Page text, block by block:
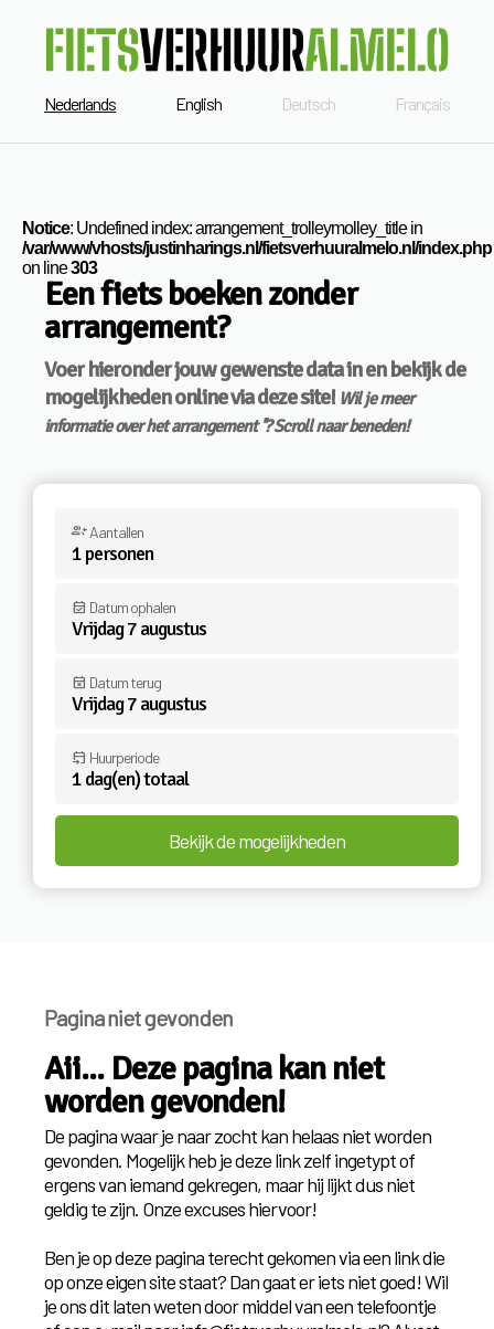
Nederlands English Deutsch Français
Notice: Undefined index: arrangement_trolleymolley_title in
/var/www/vhosts/justinharings.nl/fietsverhuuralmelo.nl/index.php
on line303
Een fiets boeken zonder
arrangement?
Voer hieronder jouw gewenste data in en bekijk de
mogelijkheden online via deze site! Wil je meer
informatie over het arrangement ''? Scroll naar beneden!
group_addAantallen
1personen
event_available Datum ophalen
Vrijdag 7 augustus
event_busy Datum terug
Vrijdag 7 augustus
event_upcoming Huurperiode
1 dag(en) totaal
Bekijk de mogelijkheden
Pagina niet gevonden
Aii... Deze pagina kan niet
worden gevonden!
De pagina waar je naar zocht kan helaas niet worden
gevonden. Mogelijk heb je deze link zelf ingetypt of
ergens van iemand gekregen, maar hij lijkt dus niet
geldig te zijn. Onze excuses hiervoor!
Ben je op deze pagina terecht gekomen via een link die
op onze eigen site staat? Dan gaat er iets niet goed! Wil
je ons dit laten weten door middel van een telefoontje